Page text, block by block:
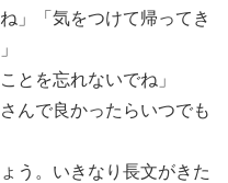
」「気をつけて帰ってき
とを忘れないでね」
んで良かったらいつでも
う。いきなり長文がきた